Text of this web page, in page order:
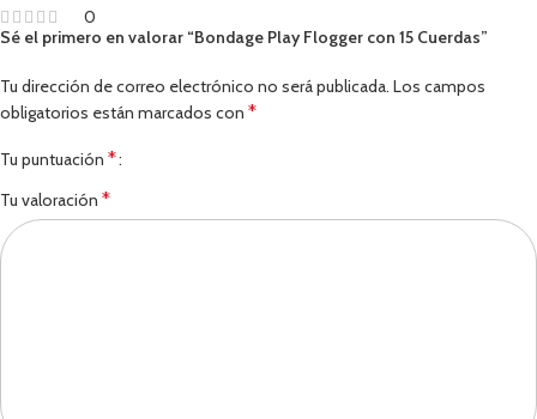
0
Sé el primero en valorar “Bondage Play Flogger con 15 Cuerdas”
Tu dirección de correo electrónico no será publicada. Los campos
obligatorios están marcados con *
Tu puntuación *
Tu valoración *